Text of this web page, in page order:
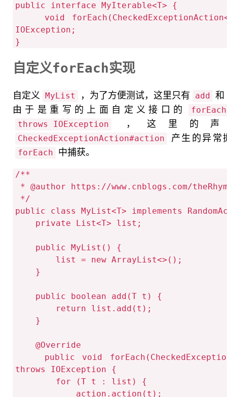
public interface MyIterable<T> {
IOException;
自定义forEach实现
自定义 MyList ，为了方便测试，这里只有 add 和
由于是重写的上面自定义接口的
forEach
throws IOException
，这里的声
CheckedExceptionAction#action 产生的异常
forEach 中捕获。
/**
public class MyList<T> implements
throws IOException {